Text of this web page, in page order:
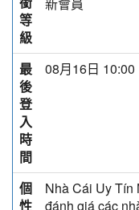
等
級
最
後
登
入
時
間
08月16日 10:00
個
性
Nhà Cái Uy Tín
đánh giá các